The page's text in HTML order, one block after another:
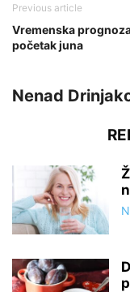
Previous article
Vremenska
početak juna
Nenad